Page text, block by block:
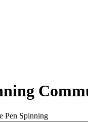
Pen Spinning